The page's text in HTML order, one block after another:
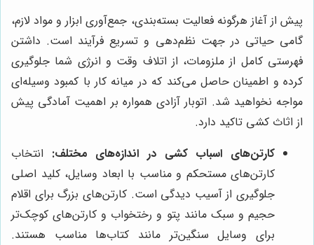
پیش از آغاز هرگونه فعالیت بسته‌بندی، جمع‌آوری ابزار و مواد لازم،
گامی حیاتی در جهت نظم‌دهی و تسریع فرآیند است. داشتن
فهرستی کامل از ملزومات، از اتلاف وقت و انرژی شما جلوگیری
کرده و اطمینان حاصل می‌کند که در میانه کار با کمبود وسیله‌ای
مواجه نخواهید شد. اتوبار آزادی همواره بر اهمیت آمادگی پیش
از اثاث کشی تاکید دارد.
کارتن‌های اسباب کشی در اندازه‌های مختلف: انتخاب
کارتن‌های مستحکم و مناسب با ابعاد وسایل، کلید اصلی
جلوگیری از آسیب دیدگی است. کارتن‌های بزرگ برای اقلام
حجیم و سبک مانند پتو و رختخواب و کارتن‌های کوچک‌تر
برای وسایل سنگین‌تر مانند کتاب‌ها مناسب هستند.